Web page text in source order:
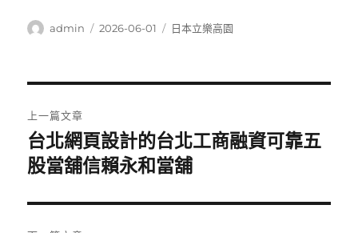
作
admin
發
2026-06-01
分
日本立樂高園
章
導
覽
上一篇文章
上
一
文
章:
台北網頁設計的台北工商融資可靠五
股當舖信賴永和當舖